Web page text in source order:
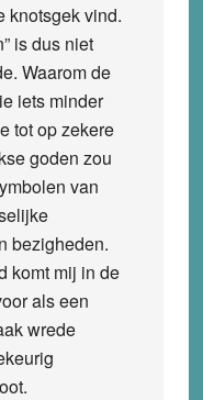
knotsgek vind.
is dus niet
Waarom de
iets minder
tot op zekere
goden zou
van
bezigheden.
komt mij in de
als een
wrede